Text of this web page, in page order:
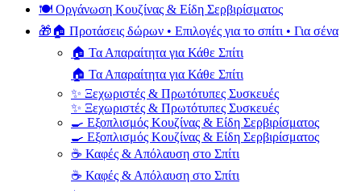
🍽️ Οργάνωση Κουζίνας & Είδη Σερβιρίσματος
🎁🏠 Προτάσεις δώρων • Επιλογές για το σπίτι • Για σένα
🏠 Τα Απαραίτητα για Κάθε Σπίτι
🏠 Τα Απαραίτητα για Κάθε Σπίτι
✨ Ξεχωριστές & Πρωτότυπες Συσκευές
✨ Ξεχωριστές & Πρωτότυπες Συσκευές
🍳 Εξοπλισμός Κουζίνας & Είδη Σερβιρίσματος
🍳 Εξοπλισμός Κουζίνας & Είδη Σερβιρίσματος
☕ Καφές & Απόλαυση στο Σπίτι
☕ Καφές & Απόλαυση στο Σπίτι